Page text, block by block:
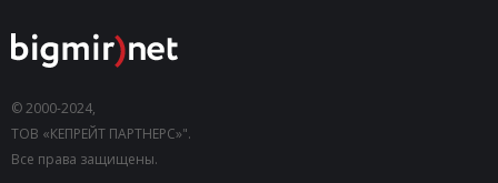
© 2000-2024,
ТОВ «КЕПРЕЙТ ПАРТНЕРС»".
Все права защищены.